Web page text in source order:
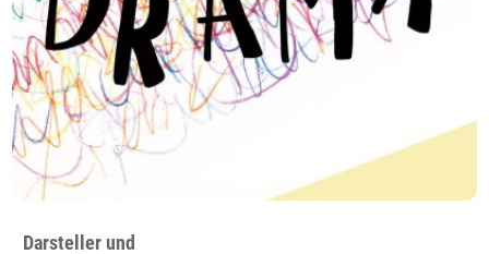
Darsteller und